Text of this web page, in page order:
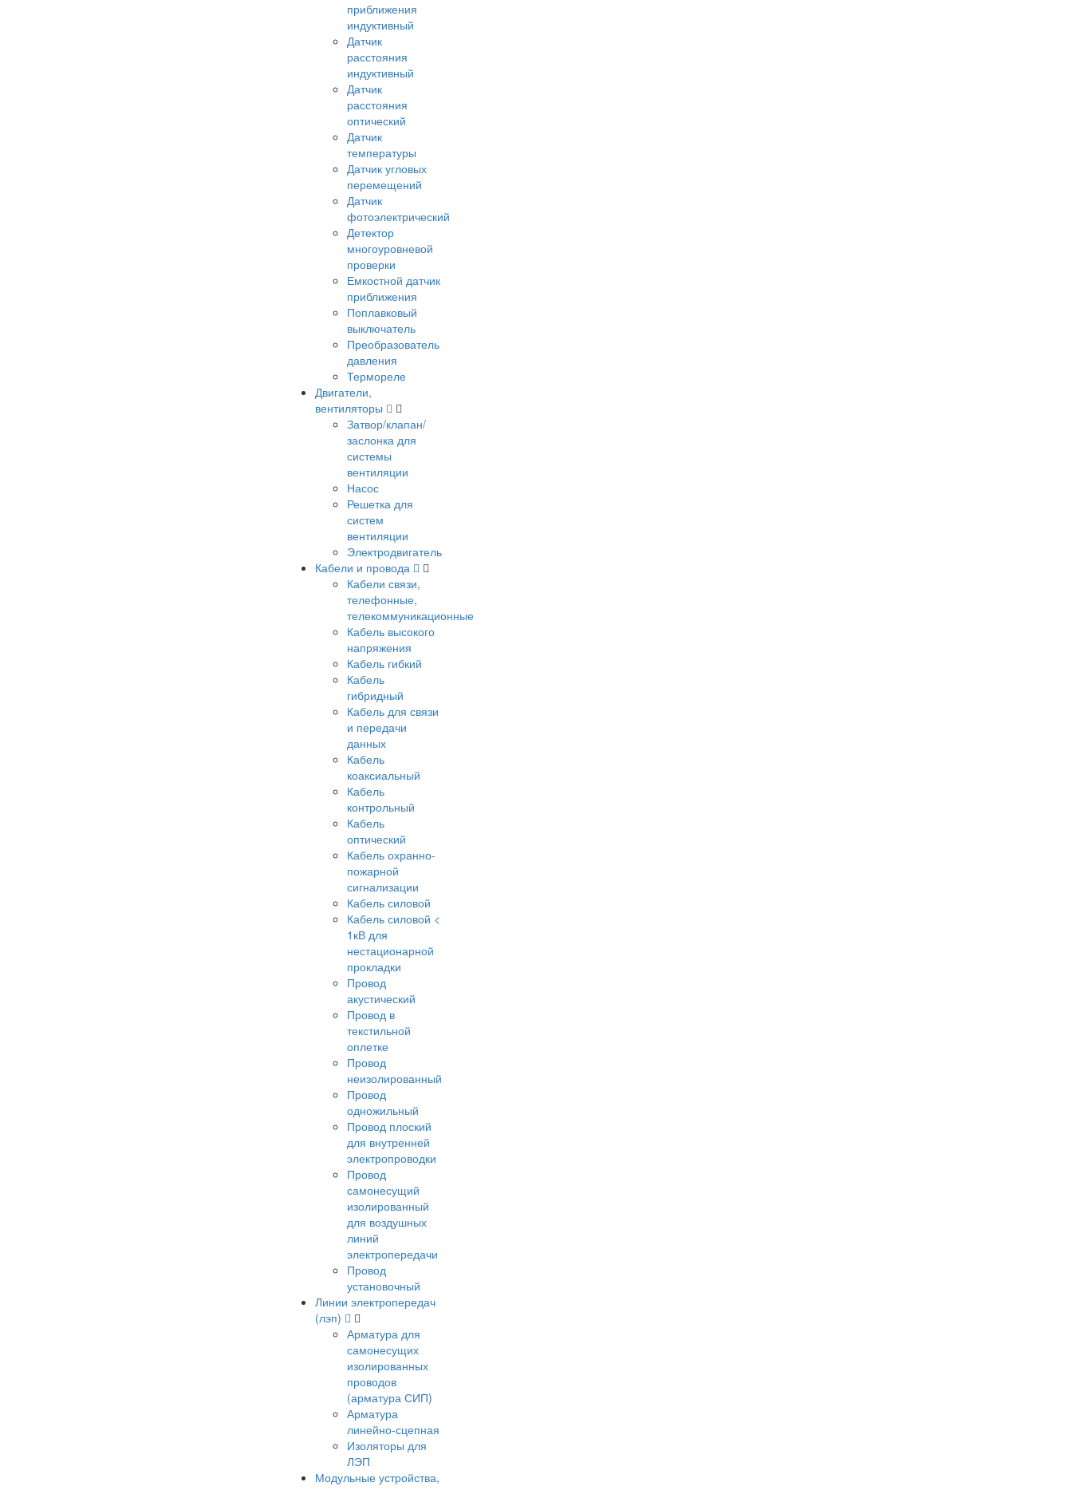
приближения
индуктивный
Датчик
расстояния
индуктивный
Датчик
расстояния
оптический
Датчик
температуры
Датчик угловых
перемещений
Датчик
фотоэлектрический
Детектор
многоуровневой
проверки
Емкостной датчик
приближения
Поплавковый
выключатель
Преобразователь
давления
Термореле
Двигатели,
вентиляторы
Затвор/клапан/
заслонка для
системы
вентиляции
Насос
Решетка для
систем
вентиляции
Электродвигатель
Кабели и провода
Кабели связи,
телефонные,
телекоммуникационные
Кабель высокого
напряжения
Кабель гибкий
Кабель
гибридный
Кабель для связи
и передачи
данных
Кабель
коаксиальный
Кабель
контрольный
Кабель
оптический
Кабель охранно-
пожарной
сигнализации
Кабель силовой
Кабель силовой <
1кВ для
нестационарной
прокладки
Провод
акустический
Провод в
текстильной
оплетке
Провод
неизолированный
Провод
одножильный
Провод плоский
для внутренней
электропроводки
Провод
самонесущий
изолированный
для воздушных
линий
электропередачи
Провод
установочный
Линии электропередач
(лэп)
Арматура для
самонесущих
изолированных
проводов
(арматура СИП)
Арматура
линейно-сцепная
Изоляторы для
ЛЭП
Модульные устройства,